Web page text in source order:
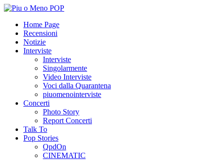
Home Page
Recensioni
Notizie
Interviste
Interviste
Singolarmente
Video Interviste
Voci dalla Quarantena
piuomenointerviste
Concerti
Photo Story
Report Concerti
Talk To
Pop Stories
QpdOn
CINEMATIC